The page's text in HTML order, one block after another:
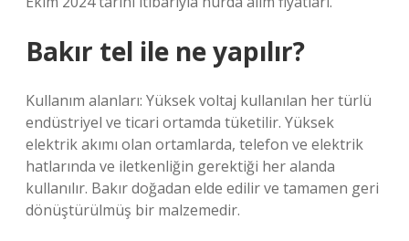
Bakır tel ile ne yapılır?
Kullanım alanları: Yüksek voltaj kullanılan her türlü
endüstriyel ve ticari ortamda tüketilir. Yüksek
elektrik akımı olan ortamlarda, telefon ve elektrik
hatlarında ve iletkenliğin gerektiği her alanda
kullanılır. Bakır doğadan elde edilir ve tamamen geri
dönüştürülmüş bir malzemedir.